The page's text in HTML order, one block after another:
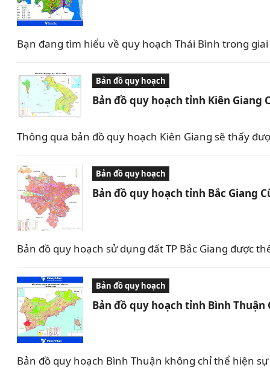
Bạn đang tìm hiểu về quy hoạch Thái Bình trong
Bản đồ quy hoạch
Bản đồ quy hoạch tỉnh Kiên Giang
Thông qua bản đồ quy hoạch Kiên Giang sẽ thấy
Bản đồ quy hoạch
Bản đồ quy hoạch tỉnh Bắc Giang
Bản đồ quy hoạch sử dụng đất TP Bắc Giang được
Bản đồ quy hoạch
Bản đồ quy hoạch tỉnh Bình Thuận
Bản đồ quy hoạch Bình Thuận không chỉ thể hiện